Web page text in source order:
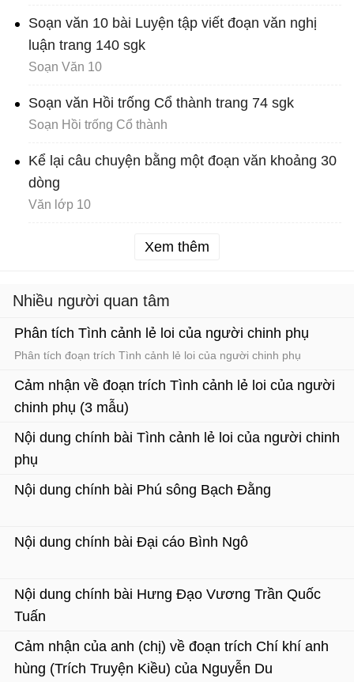
Soạn văn 10 bài Luyện tập viết đoạn văn nghị
luận trang 140 sgk
Soạn Văn 10
Soạn văn Hồi trống Cổ thành trang 74 sgk
Soạn Hồi trống Cổ thành
Kể lại câu chuyện bằng một đoạn văn khoảng 30
dòng
Văn lớp 10
Xem thêm
Nhiều người quan tâm
Phân tích Tình cảnh lẻ loi của người chinh phụ
Phân tích đoạn trích Tình cảnh lẻ loi của người chinh phụ
Cảm nhận về đoạn trích Tình cảnh lẻ loi của người
chinh phụ (3 mẫu)
Văn mẫu lớp 10
Nội dung chính bài Tình cảnh lẻ loi của người chinh
phụ
Tác phẩm chinh phụ ngâm
Nội dung chính bài Phú sông Bạch Đằng
Nội dung chính bài Đại cáo Bình Ngô
Nội dung chính bài Hưng Đạo Vương Trần Quốc
Tuấn
Cảm nhận của anh (chị) về đoạn trích Chí khí anh
hùng (Trích Truyện Kiều) của Nguyễn Du